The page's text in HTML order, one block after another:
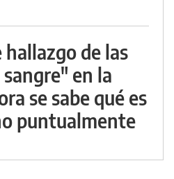
de las
en la
se sabe qué es
puntualmente